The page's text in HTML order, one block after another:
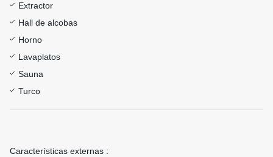
Extractor
Hall de alcobas
Horno
Lavaplatos
Sauna
Turco
Características externas :